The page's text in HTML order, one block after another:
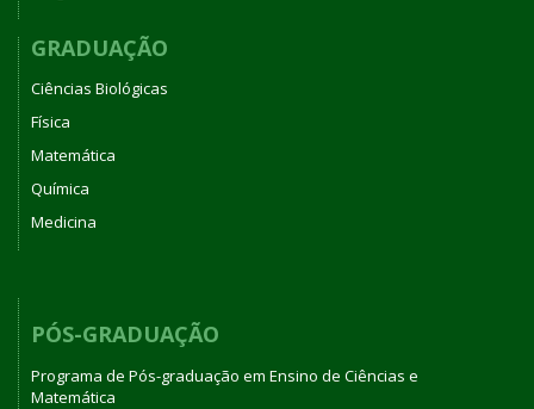
GRADUAÇÃO
Ciências Biológicas
Física
Matemática
Química
Medicina
PÓS-GRADUAÇÃO
Programa de Pós-graduação em Ensino de Ciências e
Matemática